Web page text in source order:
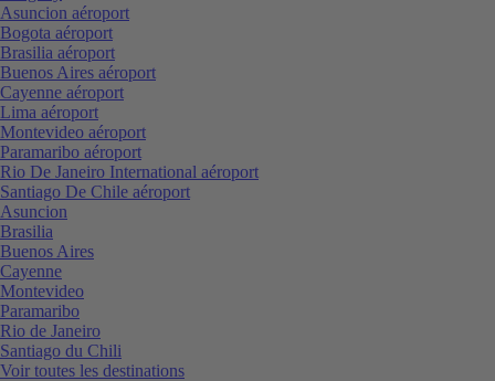
Asuncion aéroport
Bogota aéroport
Brasilia aéroport
Buenos Aires aéroport
Cayenne aéroport
Lima aéroport
Montevideo aéroport
Paramaribo aéroport
Rio De Janeiro International aéroport
Santiago De Chile aéroport
Asuncion
Brasilia
Buenos Aires
Cayenne
Montevideo
Paramaribo
Rio de Janeiro
Santiago du Chili
Voir toutes les destinations